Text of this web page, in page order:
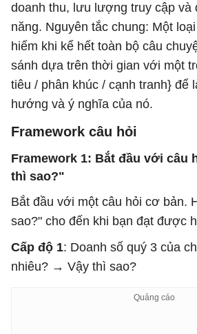
doanh thu, lưu lượng truy cập và
năng. Nguyên tắc chung: Một
hiếm khi kể hết toàn bộ câu
sánh dựa trên thời gian với một
tiêu / phân khúc / cạnh tranh} để
hướng và ý nghĩa của nó.
Framework câu hỏi
Framework 1: Bắt đầu với câu
thì sao?"
Bắt đầu với một câu hỏi cơ bản.
sao?" cho đến khi bạn đạt được
Cấp độ 1: Doanh số quý 3 của
nhiêu? → Vậy thì sao?